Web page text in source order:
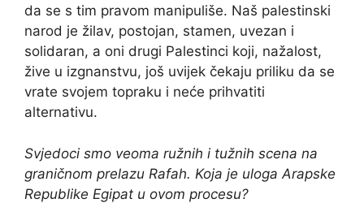
da se s tim pravom manipuliše. Naš palestinski
narod je žilav, postojan, stamen, uvezan i
solidaran, a oni drugi Palestinci koji, nažalost,
žive u izgnanstvu, još uvijek čekaju priliku da se
vrate svojem topraku i neće prihvatiti
alternativu.
Svjedoci smo veoma ružnih i tužnih scena na
graničnom prelazu Rafah. Koja je uloga Arapske
Republike Egipat u ovom procesu?